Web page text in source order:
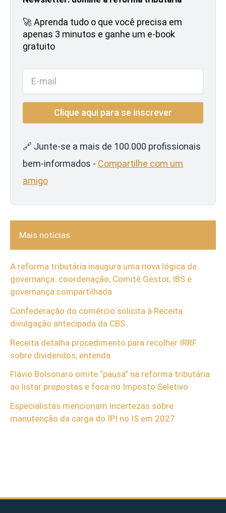
🚀 Aprenda tudo o que você precisa em
apenas 3 minutos e ganhe um e-book
gratuito
🔗 Junte-se a mais de 100.000 profissionais
bem-informados - Compartilhe com um
amigo
Mais notícias
A reforma tributária inaugura uma nova lógica de
governança: coordenação, Comitê Gestor, IBS e
governança compartilhada
Confederação do comércio solicita à Receita
divulgação antecipada da CBS
Receita detalha procedimento para recolher IRRF
sobre dividendos; entenda
Flávio Bolsonaro omite “pausa” na reforma tributária
ao listar propostas e foca no Imposto Seletivo
Especialistas mencionam incertezas sobre
manutenção da carga do IPI no IS em 2027